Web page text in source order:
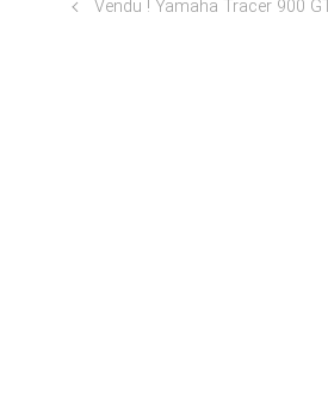
Vendu ! Yamaha Tracer 900